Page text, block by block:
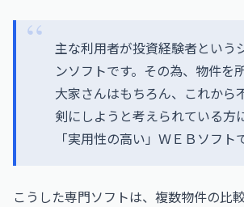
主な利用者が投資経験者という
ンソフトです。その為、物件を
大家さんはもちろん、これから
剣にしようと考えられている方
「実用性の高い」ＷＥＢソフト
こうした専門ソフトは、複数物件の比